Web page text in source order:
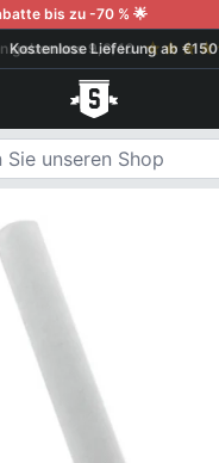
bis zu -70 % 🌟
geben uns 9,6/10
Kostenlose Lieferung ab €150